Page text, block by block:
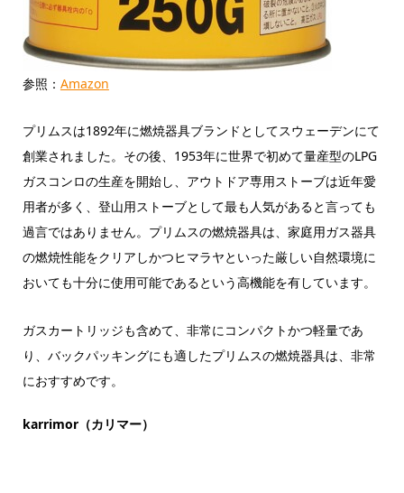
参照： Amazon
プリムスは1892年に燃焼器具ブランドとしてスウェーデンにて
創業されました。その後、1953年に世界で初めて量産型のLPG
ガスコンロの生産を開始し、アウトドア専用ストーブは近年愛
用者が多く、登山用ストーブとして最も人気があると言っても
過言ではありません。プリムスの燃焼器具は、家庭用ガス器具
の燃焼性能をクリアしかつヒマラヤといった厳しい自然環境に
おいても十分に使用可能であるという高機能を有しています。
ガスカートリッジも含めて、非常にコンパクトかつ軽量であ
り、バックパッキングにも適したプリムスの燃焼器具は、非常
におすすめです。
karrimor（カリマー）